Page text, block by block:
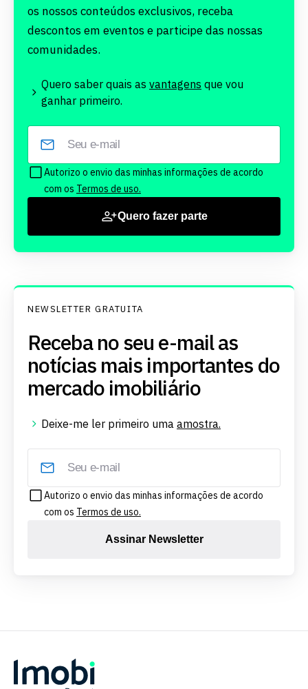
os nossos conteúdos exclusivos, receba
descontos em eventos e participe das nossas
comunidades.
Quero saber quais as vantagens que vou
ganhar primeiro.
Autorizo o envio das minhas informações de acordo
com os Termos de uso.
Quero fazer parte
NEWSLETTER GRATUITA
Receba no seu e-mail as
notícias mais importantes do
mercado imobiliário
Deixe-me ler primeiro uma amostra.
Autorizo o envio das minhas informações de acordo
com os Termos de uso.
Assinar Newsletter